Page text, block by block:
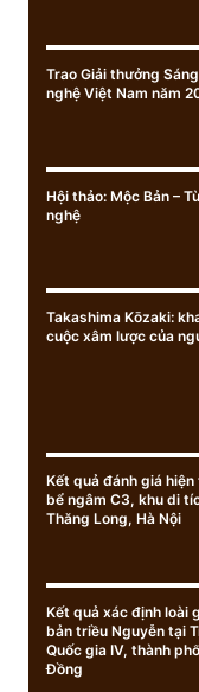
Trao Giải thưởng
nghệ Việt Nam năm
Hội thảo: Mộc Bản –
nghệ
Takashima Kōzaki:
cuộc xâm lược của
Kết quả đánh giá
bể ngâm C3, khu di
Thăng Long, Hà Nội
Kết quả xác định loài
bản triều Nguyễn tại
Quốc gia IV, thành
Đồng